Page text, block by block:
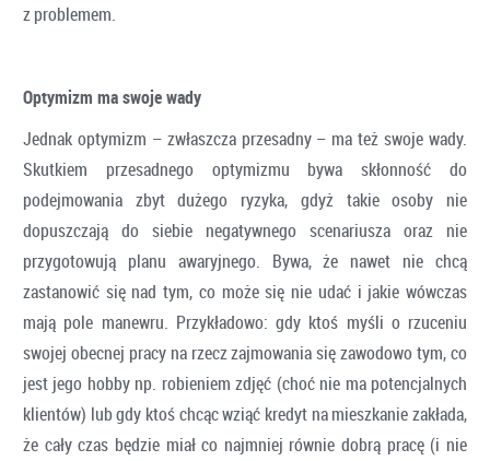
z problemem.
Optymizm ma swoje wady
Jednak optymizm – zwłaszcza przesadny – ma też swoje wady.
Skutkiem przesadnego optymizmu bywa skłonność do
podejmowania zbyt dużego ryzyka, gdyż takie osoby nie
dopuszczają do siebie negatywnego scenariusza oraz nie
przygotowują planu awaryjnego. Bywa, że nawet nie chcą
zastanowić się nad tym, co może się nie udać i jakie wówczas
mają pole manewru. Przykładowo: gdy ktoś myśli o rzuceniu
swojej obecnej pracy na rzecz zajmowania się zawodowo tym, co
jest jego hobby np. robieniem zdjęć (choć nie ma potencjalnych
klientów) lub gdy ktoś chcąc wziąć kredyt na mieszkanie zakłada,
że cały czas będzie miał co najmniej równie dobrą pracę (i nie